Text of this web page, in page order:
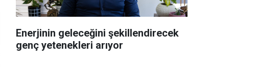
Enerjinin geleceğini şekillendirecek
genç yetenekleri arıyor